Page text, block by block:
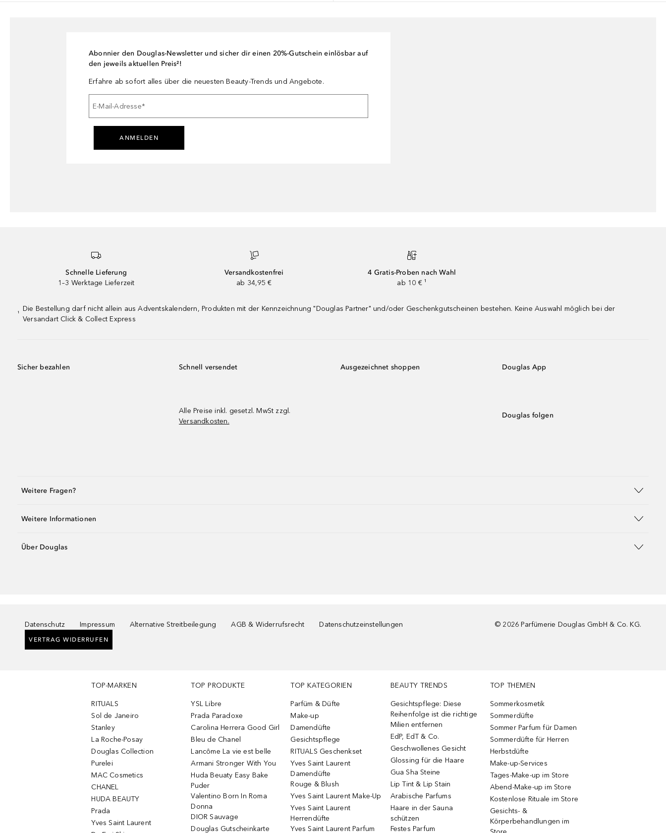
Abonnier den Douglas-Newsletter und sicher dir einen 20%-Gutschein einlösbar auf
den jeweils aktuellen Preis²!
Erfahre ab sofort alles über die neuesten Beauty-Trends und Angebote.
E-Mail-Adresse*
ANMELDEN
Schnelle Lieferung
1–3 Werktage Lieferzeit
Versandkostenfrei
ab 34,95 €
4 Gratis-Proben nach Wahl
ab 10 € ¹
¹
Die Bestellung darf nicht allein aus Adventskalendern, Produkten mit der Kennzeichnung "Douglas Partner" und/oder Geschenkgutscheinen bestehen. Keine Auswahl möglich bei der
Versandart Click & Collect Express
Sicher bezahlen Schnell versendet
Alle Preise inkl. gesetzl. MwSt zzgl.
Versandkosten.
Ausgezeichnet shoppen Douglas App
Douglas folgen
Weitere Fragen?
Weitere Informationen
Über Douglas
Datenschutz Impressum Alternative Streitbeilegung AGB & Widerrufsrecht Datenschutzeinstellungen
VERTRAG WIDERRUFEN
© 2026 Parfümerie Douglas GmbH & Co. KG.
TOP-MARKEN
RITUALS
Sol de Janeiro
Stanley
La Roche-Posay
Douglas Collection
Purelei
MAC Cosmetics
CHANEL
HUDA BEAUTY
Prada
Yves Saint Laurent
TOP PRODUKTE
YSL Libre
Prada Paradoxe
Carolina Herrera Good Girl
Bleu de Chanel
Lancôme La vie est belle
Armani Stronger With You
Huda Beuaty Easy Bake
Puder
Valentino Born In Roma
Donna
DIOR Sauvage
Douglas Gutscheinkarte
TOP KATEGORIEN
Parfüm & Düfte
Make-up
Damendüfte
Gesichtspflege
RITUALS Geschenkset
Yves Saint Laurent
Damendüfte
Rouge & Blush
Yves Saint Laurent Make-Up
Yves Saint Laurent
Herrendüfte
Yves Saint Laurent Parfum
BEAUTY TRENDS
Gesichtspflege: Diese
Reihenfolge ist die richtige
Milien entfernen
EdP, EdT & Co.
Geschwollenes Gesicht
Glossing für die Haare
Gua Sha Steine
Lip Tint & Lip Stain
Arabische Parfums
Haare in der Sauna
schützen
Festes Parfum
TOP THEMEN
Sommerkosmetik
Sommerdüfte
Sommer Parfum für Damen
Sommerdüfte für Herren
Herbstdüfte
Make-up-Services
Tages-Make-up im Store
Abend-Make-up im Store
Kostenlose Rituale im Store
Gesichts- &
Körperbehandlungen im